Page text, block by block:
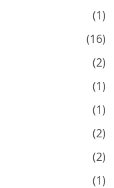
(1)
(16)
(2)
(1)
(1)
(2)
(2)
(1)